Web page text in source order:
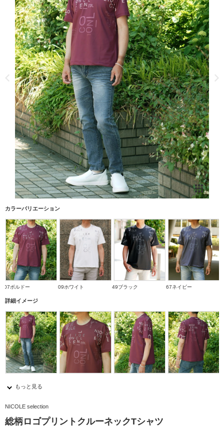
カラーバリエーション
07ボルドー 09ホワイト 49ブラック 67ネイビー
詳細イメージ
もっと見る
NICOLE selection
総柄ロゴプリントクルーネックTシャツ